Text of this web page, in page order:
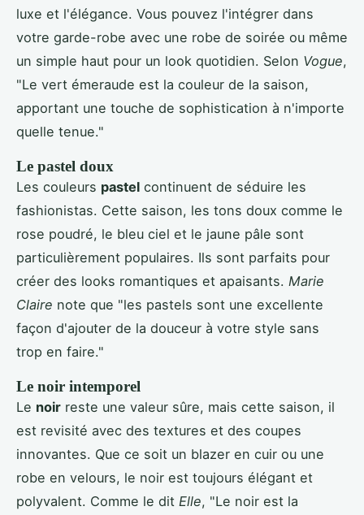
luxe et l'élégance. Vous pouvez l'intégrer dans
votre garde-robe avec une robe de soirée ou même
un simple haut pour un look quotidien. Selon Vogue,
"Le vert émeraude est la couleur de la saison,
apportant une touche de sophistication à n'importe
quelle tenue."
Le pastel doux
Les couleurs pastel continuent de séduire les
fashionistas. Cette saison, les tons doux comme le
rose poudré, le bleu ciel et le jaune pâle sont
particulièrement populaires. Ils sont parfaits pour
créer des looks romantiques et apaisants. Marie
Claire note que "les pastels sont une excellente
façon d'ajouter de la douceur à votre style sans
trop en faire."
Le noir intemporel
Le noir reste une valeur sûre, mais cette saison, il
est revisité avec des textures et des coupes
innovantes. Que ce soit un blazer en cuir ou une
robe en velours, le noir est toujours élégant et
polyvalent. Comme le dit Elle, "Le noir est la